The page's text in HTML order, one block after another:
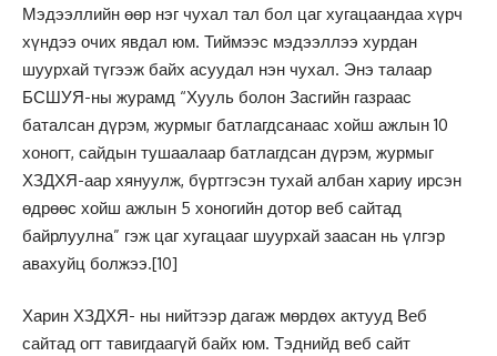
Мэдээллийн өөр нэг чухал тал бол цаг хугацаандаа хүрч
хүндээ очих явдал юм. Тиймээс мэдээллээ хурдан
шуурхай түгээж байх асуудал нэн чухал. Энэ талаар
БСШУЯ-ны журамд “Хууль болон Засгийн газраас
баталсан дүрэм, журмыг батлагдсанаас хойш ажлын 10
хоногт, сайдын тушаалаар батлагдсан дүрэм, журмыг
ХЗДХЯ-аар хянуулж, бүртгэсэн тухай албан хариу ирсэн
өдрөөс хойш ажлын 5 хоногийн дотор веб сайтад
байрлуулна” гэж цаг хугацааг шуурхай заасан нь үлгэр
авахуйц болжээ.[10]
Харин ХЗДХЯ- ны нийтээр дагаж мөрдөх актууд Веб
сайтад огт тавигдаагүй байх юм. Тэднийд веб сайт